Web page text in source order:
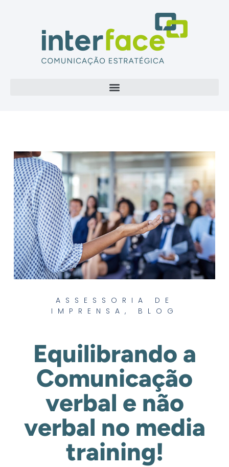
ASSESSORIA DE
IMPRENSA , BLOG
Equilibrando a
Comunicação
verbal e não
verbal no media
training!